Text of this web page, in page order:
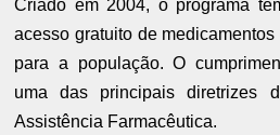
Criado em 2004, o programa
acesso gratuito de
para a população. O
uma das principais diretrizes
Assistência Farmacêutica.